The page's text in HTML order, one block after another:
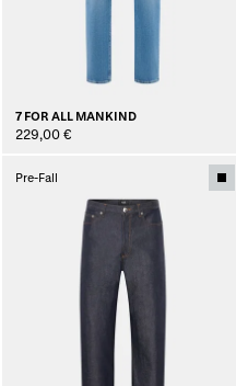
7 FOR ALL MANKIND
229,00 €
Pre-Fall